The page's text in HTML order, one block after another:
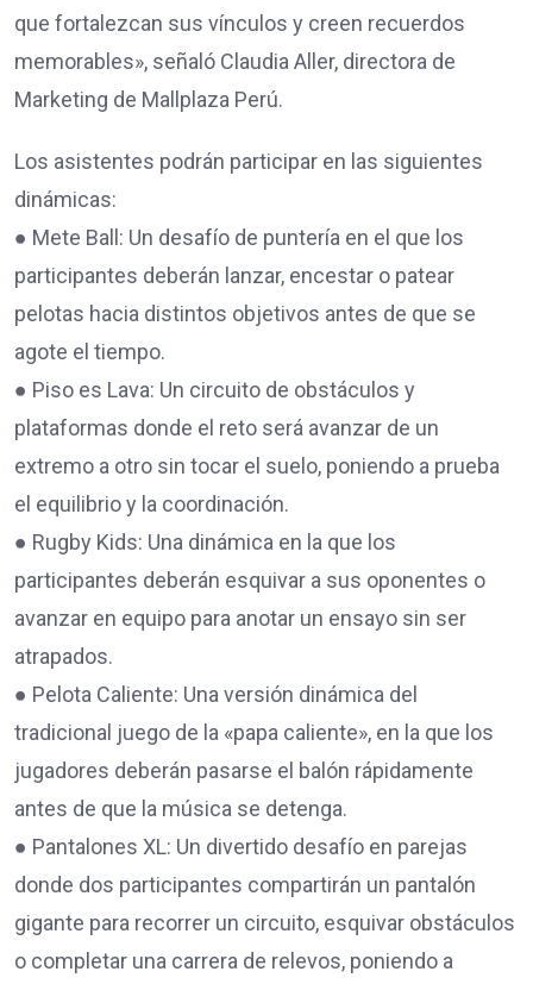
que fortalezcan sus vínculos y creen recuerdos
memorables», señaló Claudia Aller, directora de
Marketing de Mallplaza Perú.
Los asistentes podrán participar en las siguientes
dinámicas:
● Mete Ball: Un desafío de puntería en el que los
participantes deberán lanzar, encestar o patear
pelotas hacia distintos objetivos antes de que se
agote el tiempo.
● Piso es Lava: Un circuito de obstáculos y
plataformas donde el reto será avanzar de un
extremo a otro sin tocar el suelo, poniendo a prueba
el equilibrio y la coordinación.
● Rugby Kids: Una dinámica en la que los
participantes deberán esquivar a sus oponentes o
avanzar en equipo para anotar un ensayo sin ser
atrapados.
● Pelota Caliente: Una versión dinámica del
tradicional juego de la «papa caliente», en la que los
jugadores deberán pasarse el balón rápidamente
antes de que la música se detenga.
● Pantalones XL: Un divertido desafío en parejas
donde dos participantes compartirán un pantalón
gigante para recorrer un circuito, esquivar obstáculos
o completar una carrera de relevos, poniendo a